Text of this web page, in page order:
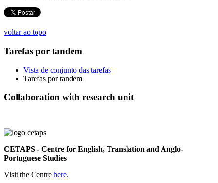
voltar ao topo
Tarefas por tandem
Vista de conjunto das tarefas
Tarefas por tandem
Collaboration with research unit
CETAPS - Centre for English, Translation and Anglo-
Portuguese Studies
Visit the Centre here.